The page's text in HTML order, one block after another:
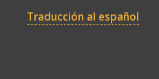
Traducción al español